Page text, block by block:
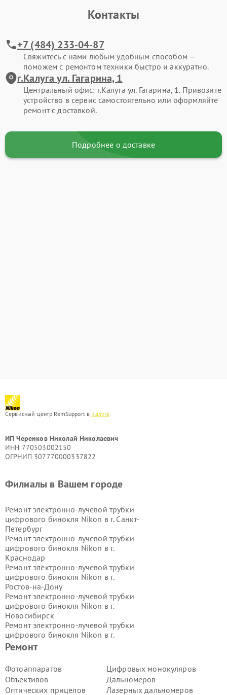
Контакты
+7 (484) 233-04-87
Свяжитесь с нами любым удобным способом —
поможем с ремонтом техники быстро и аккуратно.
г.Калуга ул. Гагарина, 1
Центральный офис: г.Калуга ул. Гагарина, 1. Привозите
устройство в сервис самостоятельно или оформляйте
ремонт с доставкой.
Подробнее о доставке
Сервисный центр RemSupport в Калуге
ИП Черенков Николай Николаевич
ИНН 770503002150
ОГРНИП 307770000337822
Ремонт
Фотоаппаратов
Объективов
Оптических прицелов
Цифровых монокуляров
Дальномеров
Лазерных дальномеров
Филиалы в Вашем городе
Ремонт электронно-лучевой трубки
цифрового бинокля Nikon в г. Санкт-
Петербург
Ремонт электронно-лучевой трубки
цифрового бинокля Nikon в г.
Краснодар
Ремонт электронно-лучевой трубки
цифрового бинокля Nikon в г.
Ростов-на-Дону
Ремонт электронно-лучевой трубки
цифрового бинокля Nikon в г.
Новосибирск
Ремонт электронно-лучевой трубки
цифрового бинокля Nikon в г.
Екатеринбург
цифрового бинокля Nikon в г.
Казань
Ремонт электронно-лучевой трубки
цифрового бинокля Nikon в г.
Воронеж